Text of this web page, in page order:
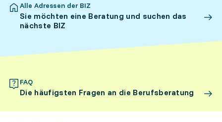
Alle Adressen der BIZ
Sie möchten eine Beratung und suchen das
nächste BIZ
FAQ
Die häufigsten Fragen an die Berufsberatung